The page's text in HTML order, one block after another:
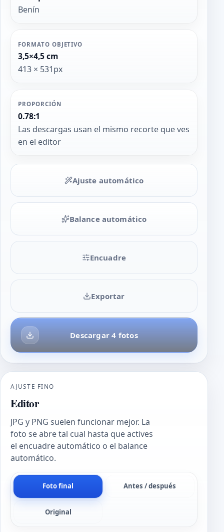
Benín
FORMATO OBJETIVO
3,5×4,5 cm
413 × 531px
PROPORCIÓN
0.78:1
Las descargas usan el mismo recorte que ves
en el editor
Ajuste automático
Balance automático
Encuadre
Descargar 4 fotos
Exportar
AJUSTE FINO
Editor
JPG y PNG suelen funcionar mejor. La
foto se abre tal cual hasta que actives
el encuadre automático o el balance
automático.
Foto final Antes / después
Original